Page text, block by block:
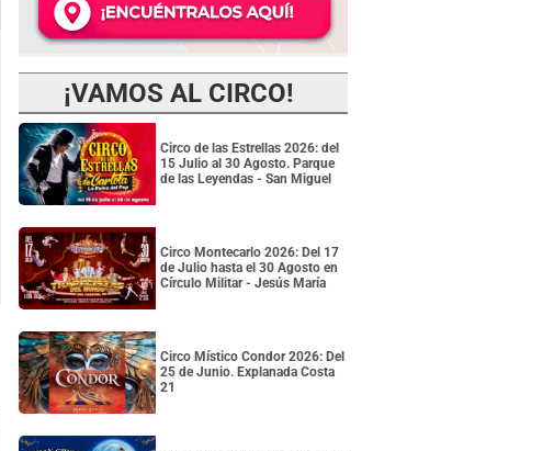
¡VAMOS AL CIRCO!
Circo de las Estrellas 2026: del
15 Julio al 30 Agosto. Parque
de las Leyendas - San Miguel
Circo Montecarlo 2026: Del 17
de Julio hasta el 30 Agosto en
Círculo Militar - Jesús María
Circo Místico Condor 2026: Del
25 de Junio. Explanada Costa
21